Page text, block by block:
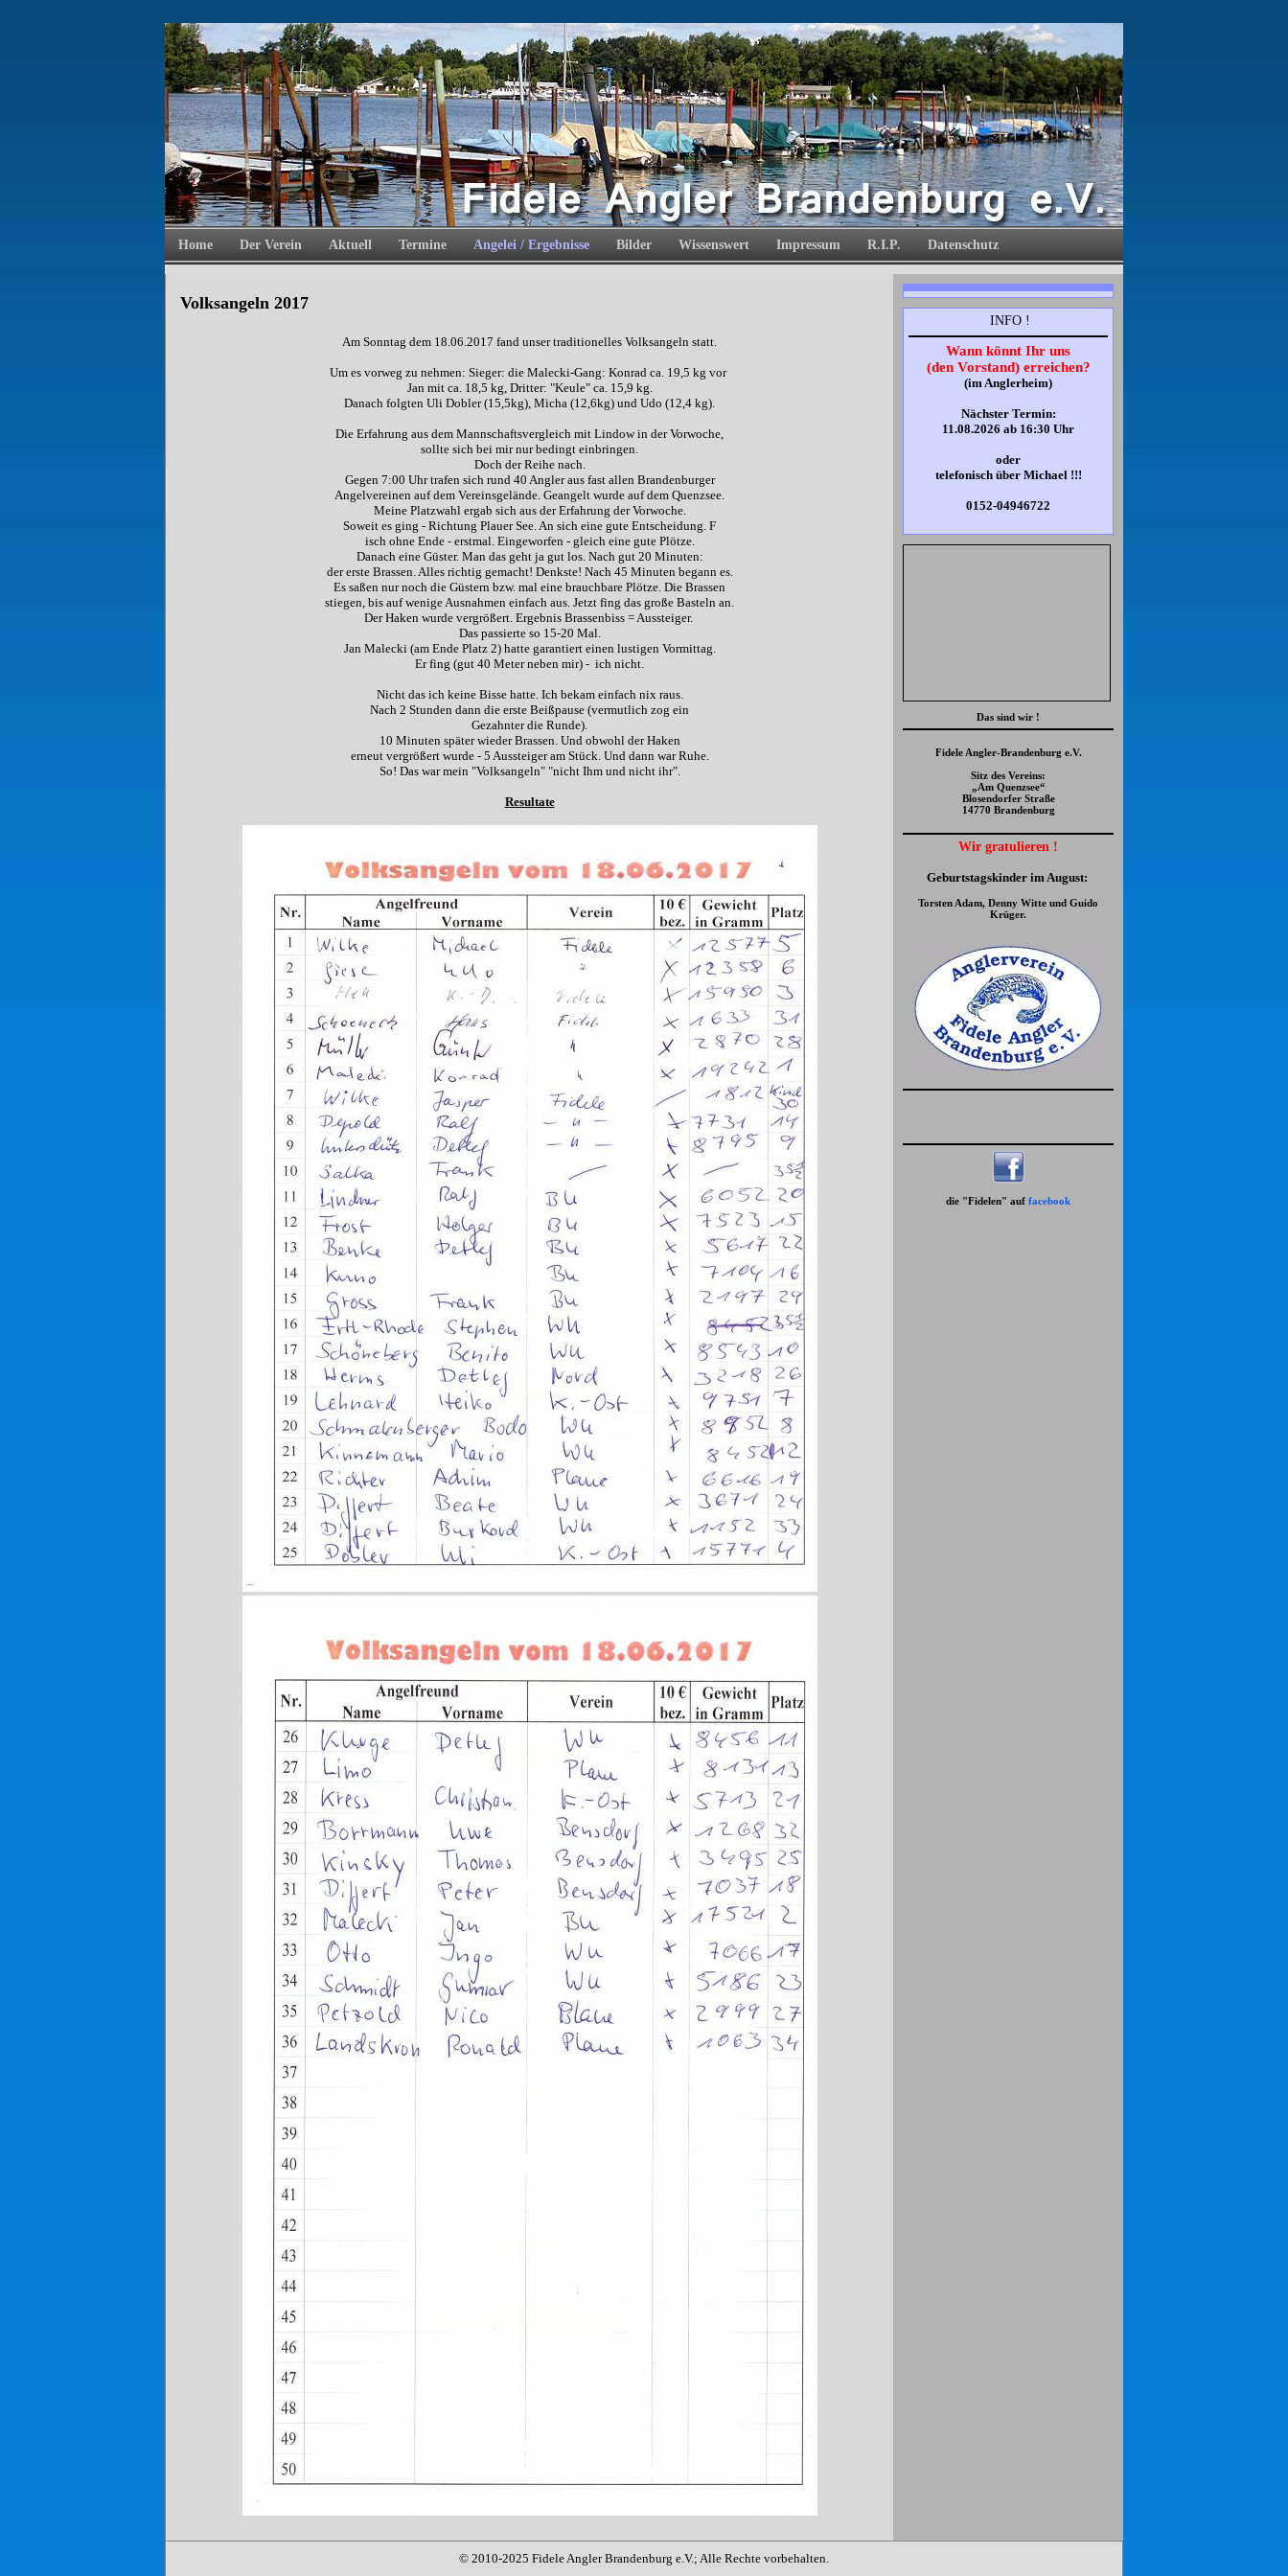
Home Der Verein Aktuell Termine Angelei / Ergebnisse Bilder Wissenswert Impressum R.I.P. Datenschutz
INFO !
Wann könnt Ihr uns
(den Vorstand) erreichen?
(im Anglerheim)
Nächster Termin:
11.08.2026 ab 16:30 Uhr
oder
telefonisch über Michael !!!
0152-04946722
Das sind wir !
Fidele Angler-Brandenburg e.V.
Sitz des Vereins:
„Am Quenzsee“
Blosendorfer Straße
14770 Brandenburg
Wir gratulieren !
Geburtstagskinder im August:
Torsten Adam, Denny Witte und Guido
Krüger.
die "Fidelen" auf facebook
Volksangeln 2017
Am Sonntag dem 18.06.2017 fand unser traditionelles Volksangeln statt.
Um es vorweg zu nehmen: Sieger: die Malecki-Gang: Konrad ca. 19,5 kg vor
Jan mit ca. 18,5 kg, Dritter: "Keule" ca. 15,9 kg.
Danach folgten Uli Dobler (15,5kg), Micha (12,6kg) und Udo (12,4 kg).
Die Erfahrung aus dem Mannschaftsvergleich mit Lindow in der Vorwoche,
sollte sich bei mir nur bedingt einbringen.
Doch der Reihe nach.
Gegen 7:00 Uhr trafen sich rund 40 Angler aus fast allen Brandenburger
Angelvereinen auf dem Vereinsgelände. Geangelt wurde auf dem Quenzsee.
Meine Platzwahl ergab sich aus der Erfahrung der Vorwoche.
Soweit es ging - Richtung Plauer See. An sich eine gute Entscheidung. F
isch ohne Ende - erstmal. Eingeworfen - gleich eine gute Plötze.
Danach eine Güster. Man das geht ja gut los. Nach gut 20 Minuten:
der erste Brassen. Alles richtig gemacht! Denkste! Nach 45 Minuten begann es.
Es saßen nur noch die Güstern bzw. mal eine brauchbare Plötze. Die Brassen
stiegen, bis auf wenige Ausnahmen einfach aus. Jetzt fing das große Basteln an.
Der Haken wurde vergrößert. Ergebnis Brassenbiss = Aussteiger.
Das passierte so 15-20 Mal.
Jan Malecki (am Ende Platz 2) hatte garantiert einen lustigen Vormittag.
Er fing (gut 40 Meter neben mir) - ich nicht.
Nicht das ich keine Bisse hatte. Ich bekam einfach nix raus.
Nach 2 Stunden dann die erste Beißpause (vermutlich zog ein
Gezahnter die Runde).
10 Minuten später wieder Brassen. Und obwohl der Haken
erneut vergrößert wurde - 5 Aussteiger am Stück. Und dann war Ruhe.
So! Das war mein "Volksangeln" "nicht Ihm und nicht ihr".
Resultate
© 2010-2025 Fidele Angler Brandenburg e.V.; Alle Rechte vorbehalten.